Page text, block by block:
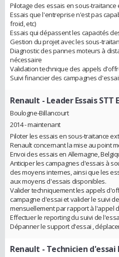
Pilotage des essais en sous-traitance
Essais que l'entreprise n'est pas
froid, etc)
Essais qui dépassent les capacités
Gestion du projet avec les sous-
Diagnostic des pannes moteurs à
nécessaire
Validation technique des appels
Suivi financier des campagnes
Renault - Leader Essais STT
Boulogne-Billancourt
2014 - maintenant
Piloter les essais en sous-traitance
Renault concernant la mise au point
Envoi des essais en Allemagne,
Anticiper les campagnes d'essais à
des moyens internes, ainsi que les
aux moyens d'essais disponibles.
Valider techniquement les appels
campagne d'essai et valider le suivi
mensuellement par rapport à l'appel
Effectuer le reporting du suivi de
Dépanner le support d'essai ,
Renault - Technicien d'essai